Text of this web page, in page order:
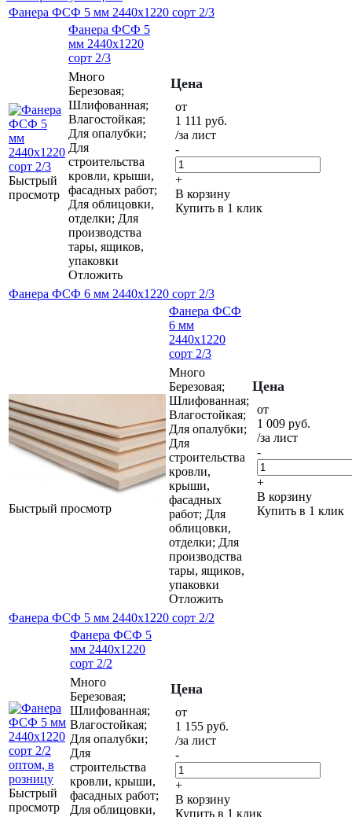
Фанера ФСФ 5 мм 2440х1220 сорт 2/3
Быстрый
просмотр
Фанера ФСФ 5
мм 2440х1220
сорт 2/3
Много
Березовая;
Шлифованная;
Влагостойкая;
Для опалубки;
Для
строительства
кровли, крыши,
фасадных работ;
Для облицовки,
отделки; Для
производства
тары, ящиков,
упаковки
Отложить
Цена
от
1 111 руб.
/за лист
-
+
В корзину
Купить в 1 клик
Фанера ФСФ 6 мм 2440х1220 сорт 2/3
Быстрый просмотр
Фанера ФСФ
6 мм
2440х1220
сорт 2/3
Много
Березовая;
Шлифованная;
Влагостойкая;
Для опалубки;
Для
строительства
кровли,
крыши,
фасадных
работ; Для
облицовки,
отделки; Для
производства
тары, ящиков,
упаковки
Отложить
Цена
от
1 009 руб.
/за лист
-
+
В корзину
Купить в 1 клик
Фанера ФСФ 5 мм 2440х1220 сорт 2/2
Быстрый
просмотр
Фанера ФСФ 5
мм 2440х1220
сорт 2/2
Много
Березовая;
Шлифованная;
Влагостойкая;
Для опалубки;
Для
строительства
кровли, крыши,
фасадных работ;
Для облицовки,
Цена
от
1 155 руб.
/за лист
-
+
В корзину
Купить в 1 клик